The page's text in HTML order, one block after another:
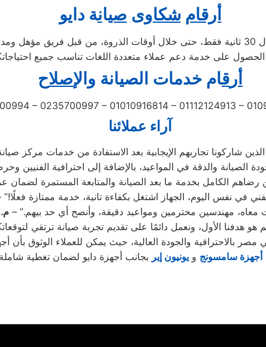
أرقام شكاوى صيانة دايو
عبر الاتصال على الرقم 01207619993 يتم الرد على مكالماتكم خلال 30 ثانية فقط، حتى
أر قام خدمات الصيانة و الإصلاح
– 0235700997 – 01010916814 – 01112124913 –
آراء عملائنا
في نفس اليوم، الجهاز اشتغل بكفاءة تانية، خدمة ممتازة فعلًا!”
معاه، مهندسين محترمين ومواعيد دقيقة، وأنصح أي حد بيهم.” –م.
مصر بالاحترافية والجودة العالية، حيث يمكن للعملاء الوثوق بأن
أجهزة سامسونج ويونيون إير